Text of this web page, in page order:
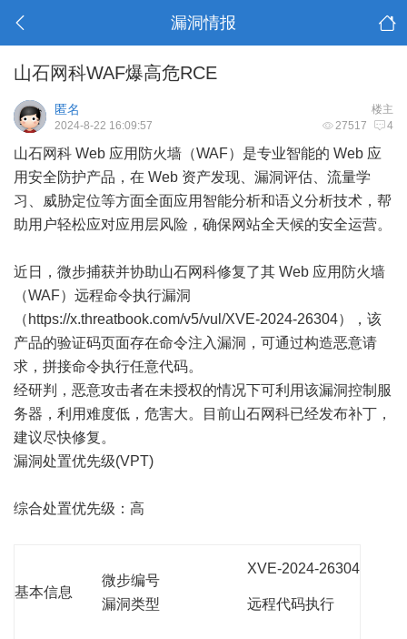
漏洞情报
山石网科WAF爆高危RCE
楼主
匿名
27517 4
2024-8-22 16:09:57
山石网科 Web 应用防火墙（WAF）是专业智能的 Web 应
用安全防护产品，在 Web 资产发现、漏洞评估、流量学
习、威胁定位等方面全面应用智能分析和语义分析技术，帮
助用户轻松应对应用层风险，确保网站全天候的安全运营。
近日，微步捕获并协助山石网科修复了其 Web 应用防火墙
（WAF）远程命令执行漏洞
（ https://x.threatbook.com/v5/vul/XVE-2024-26304），该
产品的验证码页面存在命令注入漏洞，可通过构造恶意请
求，拼接命令执行任意代码。
经研判，恶意攻击者在未授权的情况下可利用该漏洞控制服
务器，利用难度低，危害大。目前山石网科已经发布补丁，
建议尽快修复。
漏洞处置优先级(VPT)
综合处置优先级：高
基本信息
微步编号
XVE-2024-26304
漏洞类型 远程代码执行